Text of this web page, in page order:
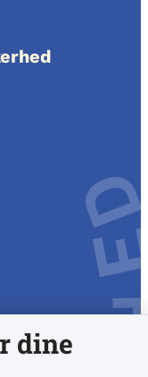
dine